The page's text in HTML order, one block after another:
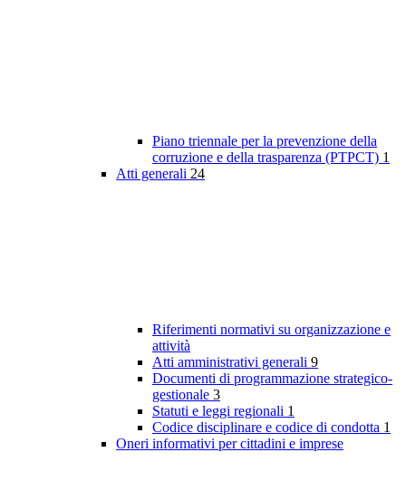
Piano triennale per la prevenzione della
corruzione e della trasparenza (PTPCT) 1
Atti generali 24
Riferimenti normativi su organizzazione e
attività
Atti amministrativi generali 9
Documenti di programmazione strategico-
gestionale 3
Statuti e leggi regionali 1
Codice disciplinare e codice di condotta 1
Oneri informativi per cittadini e imprese